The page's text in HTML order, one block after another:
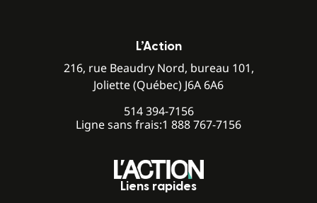
L’Action
216, rue Beaudry Nord, bureau 101,
Joliette (Québec) J6A 6A6
514 394-7156
Ligne sans frais:1 888 767-7156
Liens rapides